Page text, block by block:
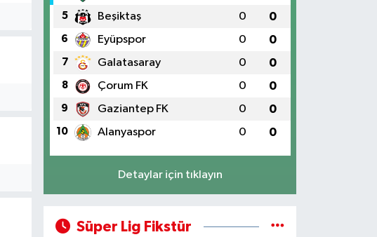
5 Beşiktaş 0 0
6 Eyüpspor 0 0
7 Galatasaray 0 0
8 Çorum FK 0 0
9 Gaziantep FK 0 0
10 Alanyaspor 0 0
Detaylar için tıklayın
Süper Lig Fikstür